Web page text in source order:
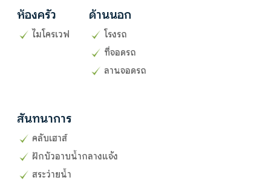
ห้องครัว
ไมโครเวฟ
ด้านนอก
โรงรถ
ที่จอดรถ
ลานจอดรถ
สันทนาการ
คลับเฮาส์
ฝักบัวอาบน้ำกลางแจ้ง
สระว่ายน้ำ